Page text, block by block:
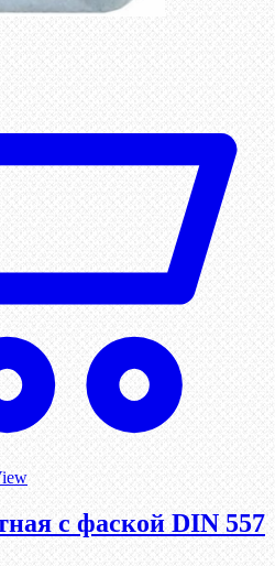
с фаской DIN 557